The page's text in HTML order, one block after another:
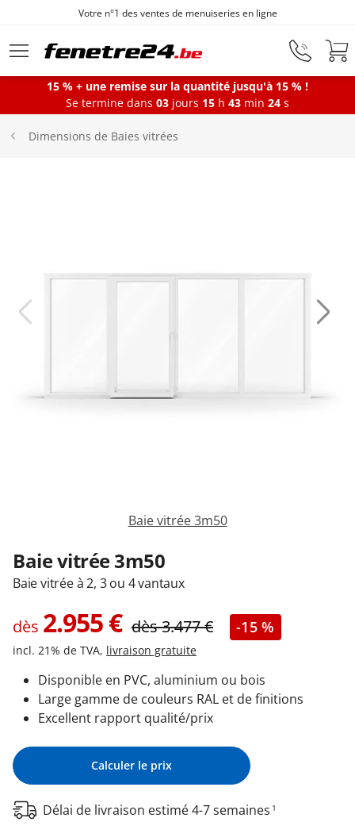
Aller au contenu principal
Votre n°1 des ventes de menuiseries en ligne
Fenêtres
Portes d'entrée
Garages & Carports
Conseils gratuits
15 % + une remise sur la quantité jusqu'à 15 % !
Se termine dans 03 jours 15 h 43 min 24 s
Dimensions de Baies vitrées
Baie vitrée 3m50
Baie vitrée 3m50
Baie vitrée à 2, 3 ou 4 vantaux
dès 2.955€ dès3.477€ -15 %
incl. 21% de TVA, livraison gratuite
Disponible en PVC, aluminium ou bois
Large gamme de couleurs RAL et de finitions
Excellent rapport qualité/prix
Calculer le prix
Délai de livraison estimé 4-7 semaines 1